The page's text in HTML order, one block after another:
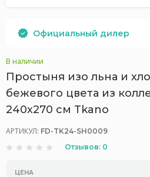
Официальный дилер
В наличии
Простыня изо льна и
бежевого цвета из
240х270 см Tkano
АРТИКУЛ: FD-TK24-SH0009
Отзывов: 0
ЦЕНА